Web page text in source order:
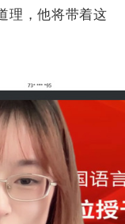
理，他将带着这